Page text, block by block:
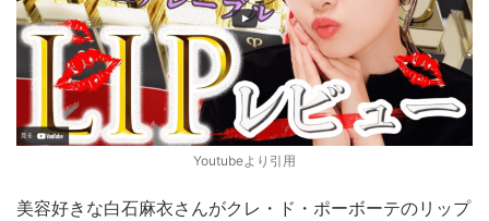
Youtubeより引用
美容好きな白石麻衣さんがクレ・ド・ポーボーテのリップ